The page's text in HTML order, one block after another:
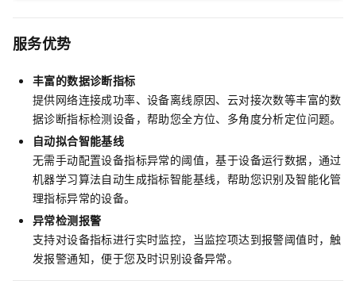
服务优势
丰富的数据诊断指标
提供网络连接成功率、设备离线原因、云对接次数等丰富的数
据诊断指标检测设备，帮助您全方位、多角度分析定位问题。
自动拟合智能基线
无需手动配置设备指标异常的阈值，基于设备运行数据，通过
机器学习算法自动生成指标智能基线，帮助您识别及智能化管
理指标异常的设备。
异常检测报警
支持对设备指标进行实时监控，当监控项达到报警阈值时，触
发报警通知，便于您及时识别设备异常。